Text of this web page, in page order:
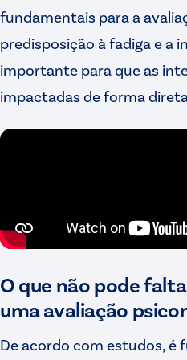
fundamentais para a
predisposição à fadiga e a
importante para que as
impactadas de forma
O que não pode
uma avaliação
De acordo com estudos, é